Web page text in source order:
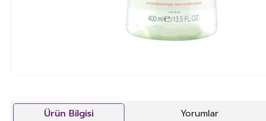
Ürün Bilgisi Yorumlar